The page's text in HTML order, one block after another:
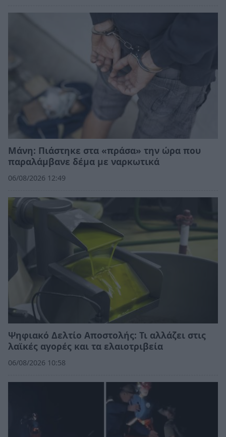
Μάνη: Πιάστηκε στα «πράσα» την ώρα που
παραλάμβανε δέμα με ναρκωτικά
06/08/2026 12:49
Ψηφιακό Δελτίο Αποστολής: Τι αλλάζει στις
λαϊκές αγορές και τα ελαιοτριβεία
06/08/2026 10:58